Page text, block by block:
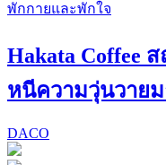
Hakata Coffee
หนีความวุ่นวาย
DACO